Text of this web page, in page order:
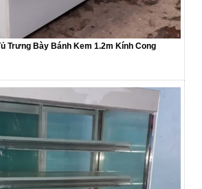
Trưng Bày Bánh Kem 1.2m Kính Cong